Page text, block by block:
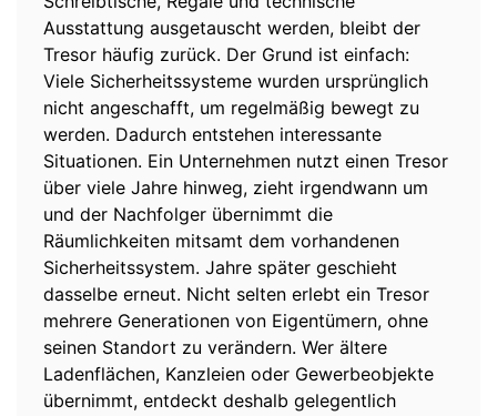
Ausstattung ausgetauscht werden, bleibt der
Tresor häufig zurück. Der Grund ist einfach:
Viele Sicherheitssysteme wurden ursprünglich
nicht angeschafft, um regelmäßig bewegt zu
werden. Dadurch entstehen interessante
Situationen. Ein Unternehmen nutzt einen Tresor
über viele Jahre hinweg, zieht irgendwann um
und der Nachfolger übernimmt die
Räumlichkeiten mitsamt dem vorhandenen
Sicherheitssystem. Jahre später geschieht
dasselbe erneut. Nicht selten erlebt ein Tresor
mehrere Generationen von Eigentümern, ohne
seinen Standort zu verändern. Wer ältere
Ladenflächen, Kanzleien oder Gewerbeobjekte
übernimmt, entdeckt deshalb gelegentlich